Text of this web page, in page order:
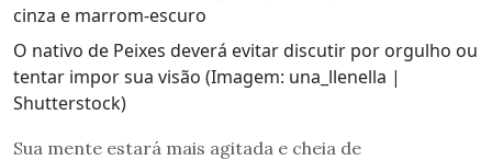
O nativo de Peixes deverá evitar discutir por orgulho ou
tentar impor sua visão (Imagem: una_llenella |
Shutterstock)
Sua mente estará mais agitada e cheia de